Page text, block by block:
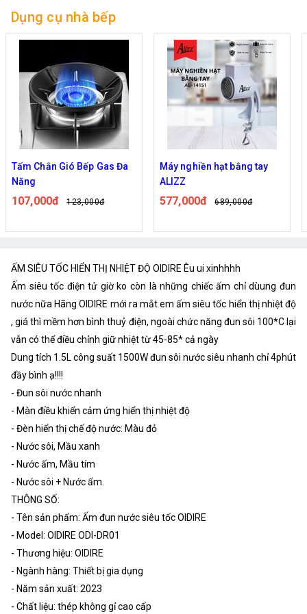
Dụng cụ nhà bếp
Máy nghiền hạt bằng tay
ALIZZ
577,000đ 689,000đ
Bếp Điện Mặt Phẳng 1000W
Tiện Lợi
420,000đ 499,000đ
ẤM SIÊU TỐC HIỂN THỊ NHIỆT ĐỘ OIDIRE Êu ui xinhhhh
Ấm siêu tốc điện tử giờ ko còn là những chiếc ấm chỉ dùung đun
nước nữa Hãng OIDIRE mới ra mắt em ấm siêu tốc hiển thị nhiệt độ
, giá thì mềm hơn bình thuỷ điện, ngoài chức năng đun sôi 100*C lại
vẫn có thể điều chỉnh giữ nhiệt từ 45-85* cả ngày
Dung tích 1.5L công suất 1500W đun sôi nước siêu nhanh chỉ 4phút
đầy bình ạ!!!!
- Đun sôi nước nhanh
- Màn điều khiển cảm ứng hiển thị nhiệt độ
- Đèn hiển thị chế độ nước: Màu đỏ
- Nước sôi, Mầu xanh
- Nước ấm, Mầu tím
- Nước sôi + Nước ấm.
THÔNG SỐ:
- Tên sản phẩm: Ấm đun nước siêu tốc OIDIRE
- Model: OIDIRE ODI-DR01
- Thương hiệu: OIDIRE
- Ngành hàng: Thiết bị gia dụng
- Năm sản xuất: 2023
- Chất liệu: thép không gỉ cao cấp